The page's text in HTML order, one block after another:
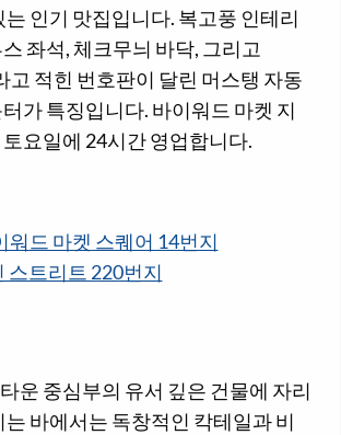
는 인기 맛집입니다. 복고풍 인테리
좌석, 체크무늬 바닥, 그리고
고 적힌 번호판이 달린 머스탱 자동
가 특징입니다. 바이워드 마켓 지
요일에 24시간 영업합니다.
워드 마켓 스퀘어 14번지
스트리트 220번지
운 중심부의 유서 깊은 건물에 자리
는 바에서는 독창적인 칵테일과 비